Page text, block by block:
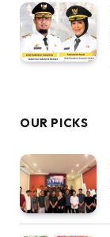
OUR PICKS